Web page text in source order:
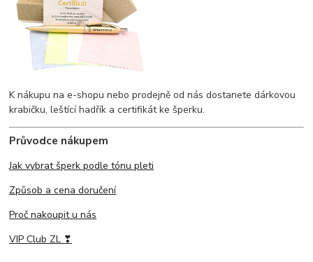
K nákupu na e-shopu nebo prodejně od nás dostanete dárkovou
krabičku, leštící hadřík a certifikát ke šperku.
Průvodce nákupem
Jak vybrat šperk podle tónu pleti
Způsob a cena doručení
Proč nakoupit u nás
VIP Club ZL ❣